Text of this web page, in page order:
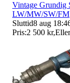
Vintage Grundig
LW/MW/SW/FM
Sluttid8 aug
Pris:2 500 kr,